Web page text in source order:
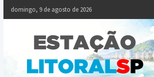
Skip
domingo, 9 de agosto de 2026